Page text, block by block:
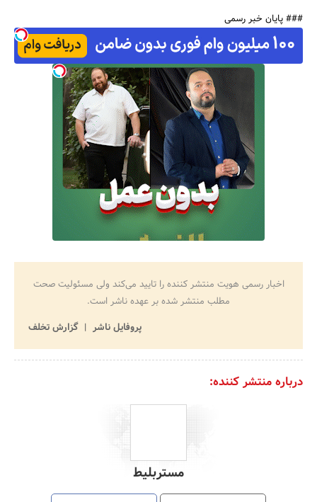
### پایان خبر رسمی
اخبار رسمی هویت منتشر کننده را تایید می‌کند ولی مسئولیت صحت
مطلب منتشر شده بر عهده ناشر است.
پروفایل ناشر
گزارش تخلف
درباره منتشر کننده:
مستربلیط